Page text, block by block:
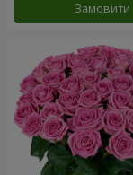
Замовити